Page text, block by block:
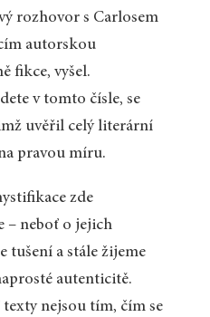
rozhovor s Carlosem
autorskou
fikce, vyšel.
v tomto čísle, se
uvěřil celý literární
pravou míru.
zde
– neboť o jejich
tušení a stále žijeme
autenticitě.
nejsou tím, čím se